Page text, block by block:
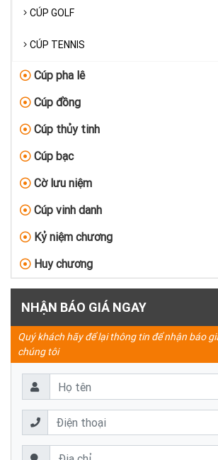
CÚP GOLF
CÚP TENNIS
Cúp pha lê
Cúp đồng
Cúp thủy tinh
Cúp bạc
Cờ lưu niệm
Cúp vinh danh
Kỷ niệm chương
Huy chương
NHẬN BÁO GIÁ NGAY
Quý khách hãy để lại thông tin để nhận báo
chúng tôi